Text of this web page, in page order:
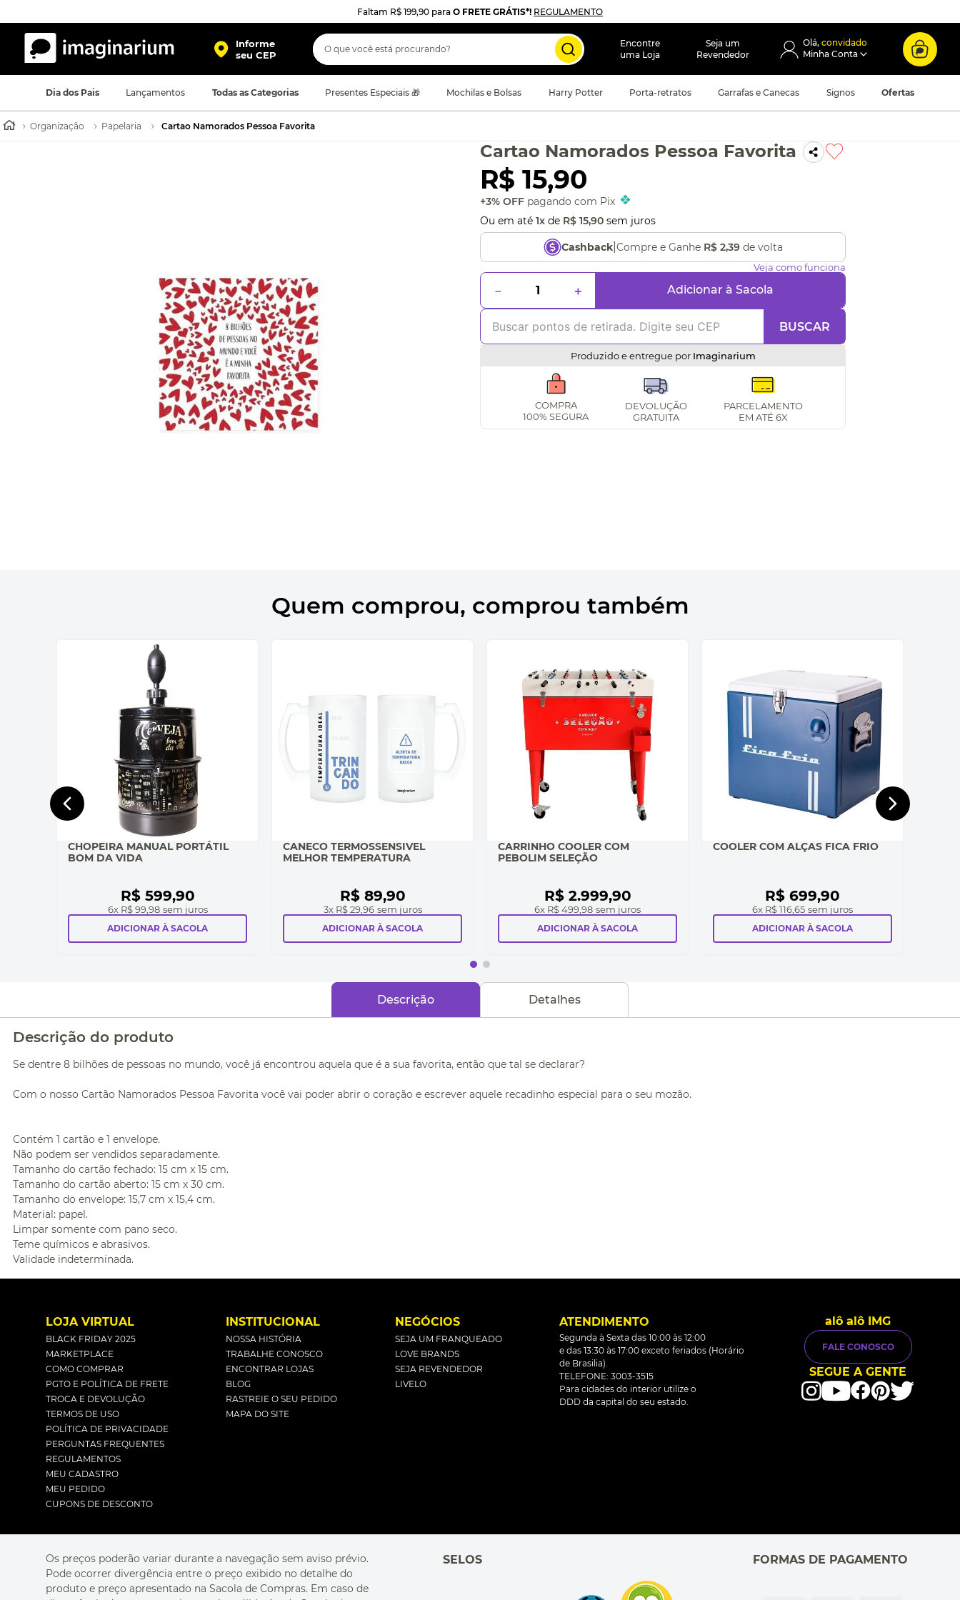
Faltam R$ 199,90 para O FRETE GRÁTIS*! REGULAMENTO
Informe
seu CEP
O que você está procurando?
Encontre
uma Loja
Seja um
Revendedor
convidado
Dia dos Pais Lançamentos Todas as Categorias Presentes Especiais 🎁 Mochilas e Bolsas Harry Potter Porta-retratos Garrafas e Canecas Signos Ofertas
Organização Papelaria Cartao Namorados Pessoa Favorita
Cartao Namorados Pessoa Favorita
R$ 15,90
+3% OFF pagando com Pix
Ou em até 1x de R$ 15,90 sem juros
Cashback| Compre e Ganhe R$ 2,39de volta
Veja como funciona
＋
－ Adicionar à Sacola
BUSCAR
Produzido e entregue por Imaginarium
COMPRA
100% SEGURA
DEVOLUÇÃO
GRATUITA
PARCELAMENTO
EM ATÉ 6X
Quem comprou, comprou também
CHOPEIRA MANUAL PORTÁTIL
BOM DA VIDA
R$ 599,90
6x R$ 99,98 sem juros
ADICIONAR À SACOLA
CANECO TERMOSSENSIVEL
MELHOR TEMPERATURA
R$ 89,90
3x R$ 29,96 sem juros
ADICIONAR À SACOLA
CARRINHO COOLER COM
PEBOLIM SELEÇÃO
R$ 2.999,90
6x R$ 499,98 sem juros
ADICIONAR À SACOLA
COOLER COM ALÇAS FICA FRIO
R$ 699,90
6x R$ 116,65 sem juros
ADICIONAR À SACOLA
Descrição Detalhes
Descrição do produto
Se dentre 8 bilhões de pessoas no mundo, você já encontrou aquela que é a sua favorita, então que tal se declarar?
Com o nosso Cartão Namorados Pessoa Favorita você vai poder abrir o coração e escrever aquele recadinho especial para o seu mozão.
Contém 1 cartão e 1 envelope.
Não podem ser vendidos separadamente.
Tamanho do cartão fechado: 15 cm x 15 cm.
Tamanho do cartão aberto: 15 cm x 30 cm.
Tamanho do envelope: 15,7 cm x 15,4 cm.
Material: papel.
Limpar somente com pano seco.
Teme químicos e abrasivos.
Validade indeterminada.
LOJA VIRTUAL
BLACK FRIDAY 2025
MARKETPLACE
COMO COMPRAR
PGTO E POLÍTICA DE FRETE
TROCA E DEVOLUÇÃO
TERMOS DE USO
POLÍTICA DE PRIVACIDADE
PERGUNTAS FREQUENTES
REGULAMENTOS
MEU CADASTRO
MEU PEDIDO
CUPONS DE DESCONTO
INSTITUCIONAL
NOSSA HISTÓRIA
TRABALHE CONOSCO
ENCONTRAR LOJAS
BLOG
RASTREIE O SEU PEDIDO
MAPA DO SITE
NEGÓCIOS
SEJA UM FRANQUEADO
LOVE BRANDS
SEJA REVENDEDOR
LIVELO
ATENDIMENTO
Segunda à Sexta das 10:00 às 12:00
e das 13:30 às 17:00 exceto feriados (Horário
de Brasilia).
TELEFONE: 3003-3515
Para cidades do interior utilize o
DDD da capital do seu estado.
alô alô IMG
FALE CONOSCO
SEGUE A GENTE
Os preços poderão variar durante a navegação sem aviso prévio.
Pode ocorrer divergência entre o preço exibido no detalhe do
produto e preço apresentado na Sacola de Compras. Em caso de
SELOS FORMAS DE PAGAMENTO
TERMOS MAIS BUSCADOS
harry potter
2º
bolsa
garrafa
friends
bolsa termica